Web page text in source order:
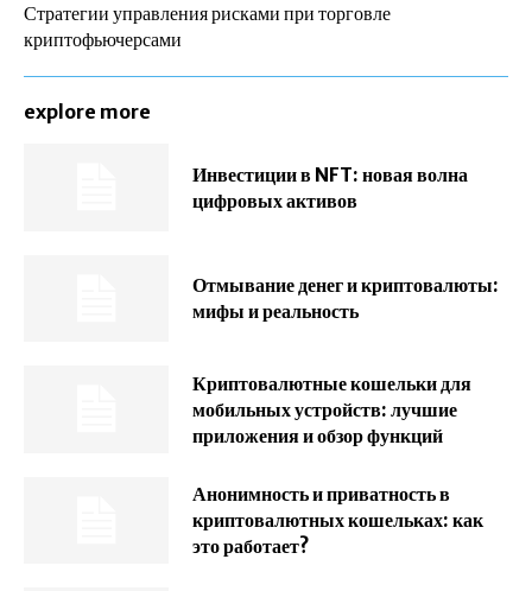
Стратегии управления рисками при торговле
криптофьючерсами
explore more
Инвестиции в NFT: новая волна
цифровых активов
Отмывание денег и криптовалюты:
мифы и реальность
Криптовалютные кошельки для
мобильных устройств: лучшие
приложения и обзор функций
Анонимность и приватность в
криптовалютных кошельках: как
это работает?